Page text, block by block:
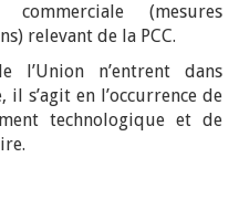
(mesures
relevant de la PCC.
l’Union n’entrent dans
s’agit en l’occurrence de
technologique et de